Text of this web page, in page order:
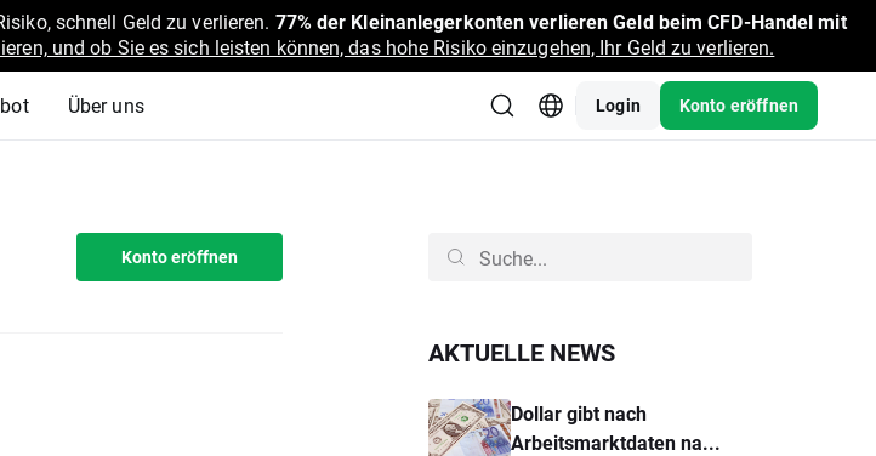
schnell Geld zu verlieren. 77% der Kleinanlegerkonten verlieren Geld beim CFD-Handel mit
und ob Sie es sich leisten können, das hohe Risiko einzugehen, Ihr Geld zu verlieren.
Über uns Login Konto eröffnen
Konto eröffnen
AKTUELLE NEWS
Dollar gibt nach
Arbeitsmarktdaten na...